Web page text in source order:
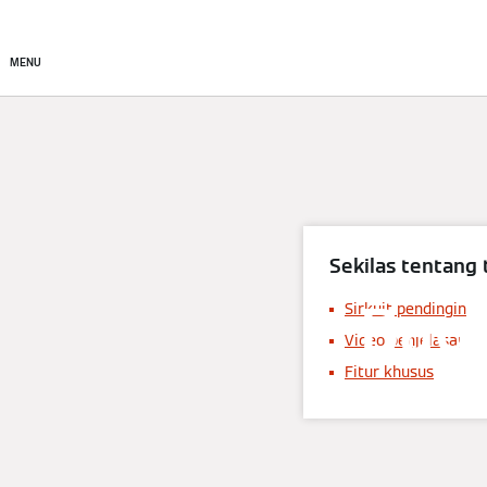
MENU
Sekilas tentang
Sirkuit pendingin
Video penjelasan
Fitur khusus